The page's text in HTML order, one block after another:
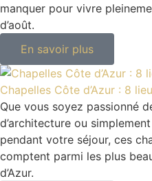
manquer pour vivre
d’août.
En savoir plus
Chapelles Côte d’Azur : 8
Que vous soyez passionné
d’architecture ou
pendant votre séjour, ces
comptent parmi les plus
d’Azur.